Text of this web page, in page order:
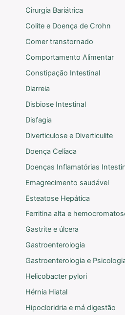
Cirurgia Bariátrica
Colite e Doença de Crohn
Comer transtornado
Comportamento Alimentar
Constipação Intestinal
Diarreia
Disbiose Intestinal
Disfagia
Diverticulose e Diverticulite
Doença Celíaca
Doenças Inflamatórias
Emagrecimento saudável
Esteatose Hepática
Ferritina alta e
Gastrite e úlcera
Gastroenterologia
Gastroenterologia e
Helicobacter pylori
Hérnia Hiatal
Hipocloridria e má digestão